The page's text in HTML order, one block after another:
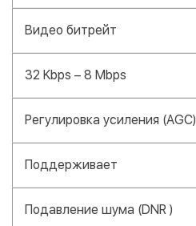
Видео битрейт
32 Kbps – 8 Mbps
Регулировка усиления (AGC)
Поддерживает
Подавление шума (DNR )